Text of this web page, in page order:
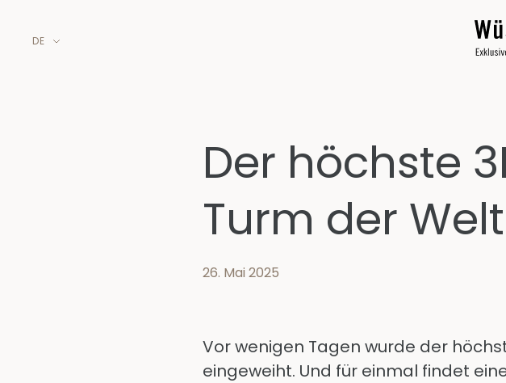
DE
Der höchste
Turm der
26. Mai 2025
Vor wenigen Tagen wurde der
eingeweiht. Und für einmal findet